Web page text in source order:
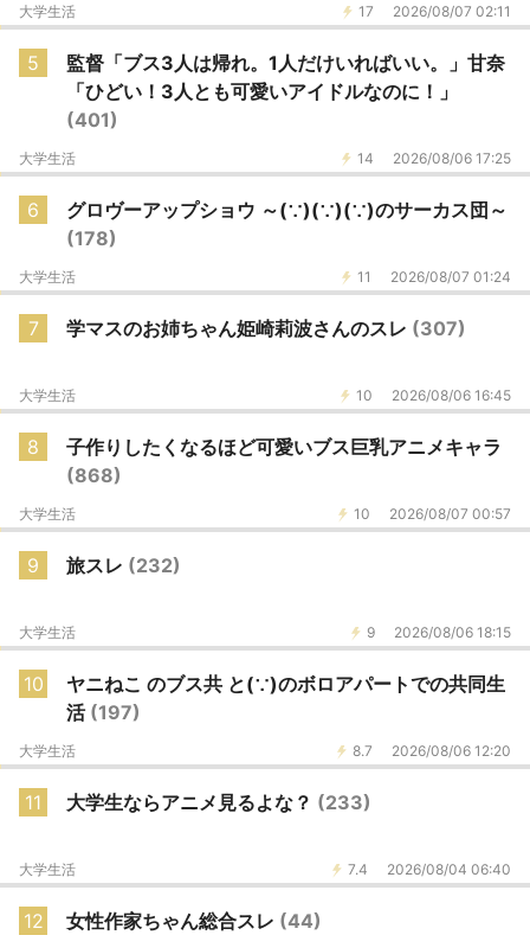
17 2026/08/07 02:11
大学生活
5
監督「ブス3人は帰れ。1人だけいればいい。」甘奈
「ひどい！3人とも可愛いアイドルなのに！」
(401)
14 2026/08/06 17:25
大学生活
6
グロヴーアップショウ ～(∵)(∵)(∵)のサーカス団～
(178)
11 2026/08/07 01:24
大学生活
7 学マスのお姉ちゃん姫崎莉波さんのスレ (307)
10 2026/08/06 16:45
大学生活
8
子作りしたくなるほど可愛いブス巨乳アニメキャラ
(868)
10 2026/08/07 00:57
大学生活
9 旅スレ (232)
9 2026/08/06 18:15
大学生活
10
ヤニねこ のブス共 と(∵)のボロアパートでの共同生
活 (197)
8.7 2026/08/06 12:20
大学生活
11 大学生ならアニメ見るよな？ (233)
7.4 2026/08/04 06:40
大学生活
12 女性作家ちゃん総合スレ (44)